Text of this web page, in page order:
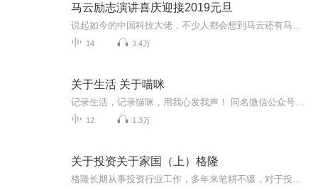
马云励志演讲喜庆迎接2019元旦
14 3.4万
关于生活 关于喵咪
12 1.3万
关于投资关于家国（上）格隆